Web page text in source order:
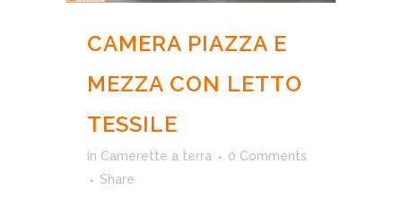
CAMERA PIAZZA E
MEZZA CON LETTO
TESSILE
in Camerette a terra
0 Comments
Share